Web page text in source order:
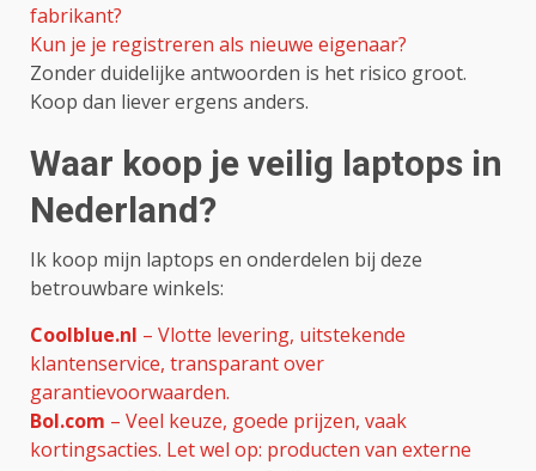
fabrikant?
Kun je je registreren als nieuwe eigenaar?
Zonder duidelijke antwoorden is het risico groot.
Koop dan liever ergens anders.
Waar koop je veilig laptops in
Nederland?
Ik koop mijn laptops en onderdelen bij deze
betrouwbare winkels:
Coolblue.nl – Vlotte levering, uitstekende
klantenservice, transparant over
garantievoorwaarden.
Bol.com – Veel keuze, goede prijzen, vaak
kortingsacties. Let wel op: producten van externe